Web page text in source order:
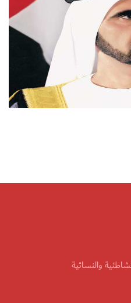
والنسائية